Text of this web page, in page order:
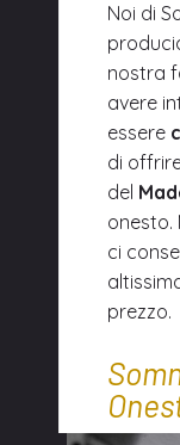
Noi di
nostra
avere
essere
di
del
onesto.
ci
prezzo.